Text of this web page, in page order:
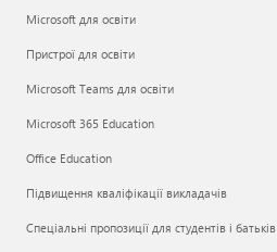
Microsoft для освіти
Пристрої для освіти
Microsoft Teams для освіти
Microsoft 365 Education
Office Education
Підвищення кваліфікації викладачів
Спеціальні пропозиції для студентів і батьків